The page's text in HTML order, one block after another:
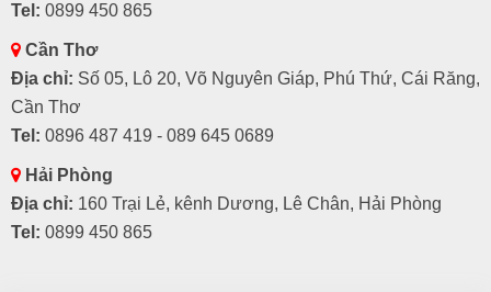
Tel: 0899 450 865
Cần Thơ
Địa chỉ: Số 05, Lô 20, Võ Nguyên Giáp, Phú Thứ, Cái Răng,
Cần Thơ
Tel: 0896 487 419 - 089 645 0689
Hải Phòng
Địa chỉ: 160 Trại Lẻ, kênh Dương, Lê Chân, Hải Phòng
Tel: 0899 450 865